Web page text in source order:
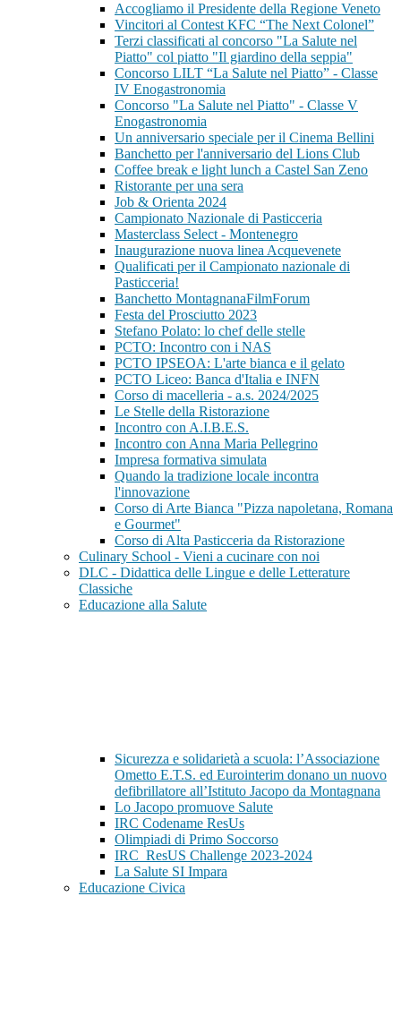
Accogliamo il Presidente della Regione Veneto
Vincitori al Contest KFC “The Next Colonel”
Terzi classificati al concorso "La Salute nel
Piatto" col piatto "Il giardino della seppia"
Concorso LILT “La Salute nel Piatto” - Classe
IV Enogastronomia
Concorso "La Salute nel Piatto" - Classe V
Enogastronomia
Un anniversario speciale per il Cinema Bellini
Banchetto per l'anniversario del Lions Club
Coffee break e light lunch a Castel San Zeno
Ristorante per una sera
Job & Orienta 2024
Campionato Nazionale di Pasticceria
Masterclass Select - Montenegro
Inaugurazione nuova linea Acquevenete
Qualificati per il Campionato nazionale di
Pasticceria!
Banchetto MontagnanaFilmForum
Festa del Prosciutto 2023
Stefano Polato: lo chef delle stelle
PCTO: Incontro con i NAS
PCTO IPSEOA: L'arte bianca e il gelato
PCTO Liceo: Banca d'Italia e INFN
Corso di macelleria - a.s. 2024/2025
Le Stelle della Ristorazione
Incontro con A.I.B.E.S.
Incontro con Anna Maria Pellegrino
Impresa formativa simulata
Quando la tradizione locale incontra
l'innovazione
Corso di Arte Bianca "Pizza napoletana, Romana
e Gourmet"
Corso di Alta Pasticceria da Ristorazione
Culinary School - Vieni a cucinare con noi
DLC - Didattica delle Lingue e delle Letterature
Classiche
Educazione alla Salute
Sicurezza e solidarietà a scuola: l’Associazione
Ometto E.T.S. ed Eurointerim donano un nuovo
defibrillatore all’Istituto Jacopo da Montagnana
Lo Jacopo promuove Salute
IRC Codename ResUs
Olimpiadi di Primo Soccorso
IRC_ResUS Challenge 2023-2024
La Salute SI Impara
Educazione Civica